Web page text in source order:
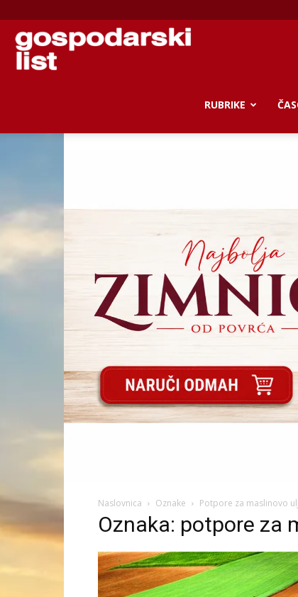
Gospodarski
RUBRIKE
Naslovnica Oznake Potpore za maslinovo
Oznaka: potpore za